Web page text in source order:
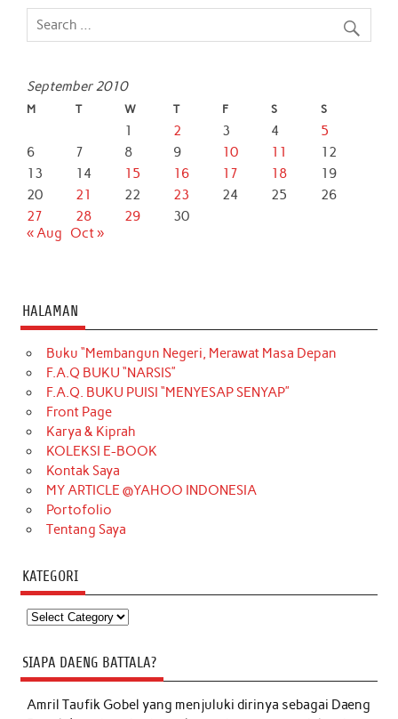
September 2010
M T W T F S S
1 2 3 4
5
6
7 8 9 10 11
12
13
14 15 16 17 18
19
20
21 22 23 24 25
26
27
28 29
30
« Aug
Oct »
HALAMAN
Buku “Membangun Negeri, Merawat Masa Depan
F.A.Q BUKU “NARSIS”
F.A.Q. BUKU PUISI “MENYESAP SENYAP”
Front Page
Karya & Kiprah
KOLEKSI E-BOOK
Kontak Saya
MY ARTICLE @YAHOO INDONESIA
Portofolio
Tentang Saya
KATEGORI
Kategori
SIAPA DAENG BATTALA?
Amril Taufik Gobelyang menjuluki dirinya sebagai Daeng